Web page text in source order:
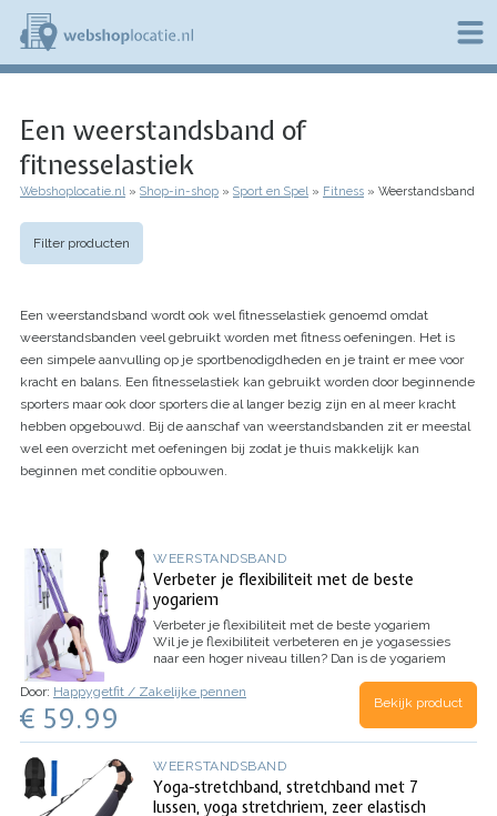
Overslaan
naar
de
b
s
h
p
l
c
i
e
.
n
l
Een weerstandsband of
fitnesselastiek
Kruimelpad
Webshoplocatie.nl Shop-in-shop Sport en Spel Fitness Weerstandsband
Filter producten
Een weerstandsband wordt ook wel fitnesselastiek genoemd omdat
weerstandsbanden veel gebruikt worden met fitness oefeningen. Het is
een simpele aanvulling op je sportbenodigdheden en je traint er mee voor
kracht en balans. Een fitnesselastiek kan gebruikt worden door beginnende
sporters maar ook door sporters die al langer bezig zijn en al meer kracht
hebben opgebouwd. Bij de aanschaf van weerstandsbanden zit er meestal
wel een overzicht met oefeningen bij zodat je thuis makkelijk kan
beginnen met conditie opbouwen.
WEERSTANDSBAND
Verbeter je flexibiliteit met de beste
yogariem
Verbeter je flexibiliteit met de beste yogariem
Wil je je flexibiliteit verbeteren en je yogasessies
naar een hoger niveau tillen? Dan is de yogariem
riem is ontworpen om je te helpen bij…
Door: Happygetfit / Zakelijke pennen
€ 59.99 Bekijk product
WEERSTANDSBAND
Yoga-stretchband, stretchband met 7
lussen, yoga stretchriem, zeer elastisch